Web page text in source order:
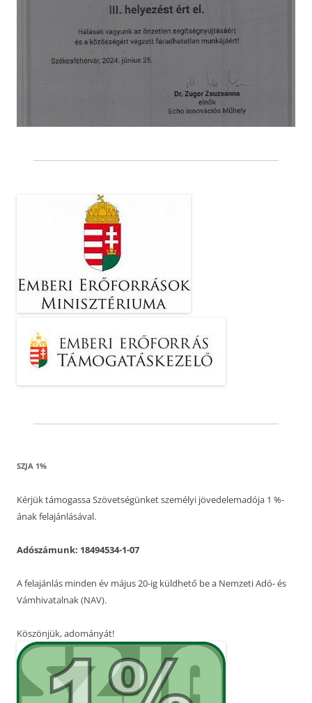
SZJA 1%
Kérjük támogassa Szövetségünket személyi jövedelemadója 1 %-
ának felajánlásával.
Adószámunk: 18494534-1-07
A felajánlás minden év május 20-ig küldhető be a Nemzeti Adó- és
Vámhivatalnak (NAV).
Köszönjük, adományát!